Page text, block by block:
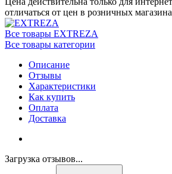
отличаться от цен в розничных
Все товары EXTREZA
Все товары категории
Описание
Отзывы
Характеристики
Как купить
Оплата
Доставка
Загрузка отзывов...